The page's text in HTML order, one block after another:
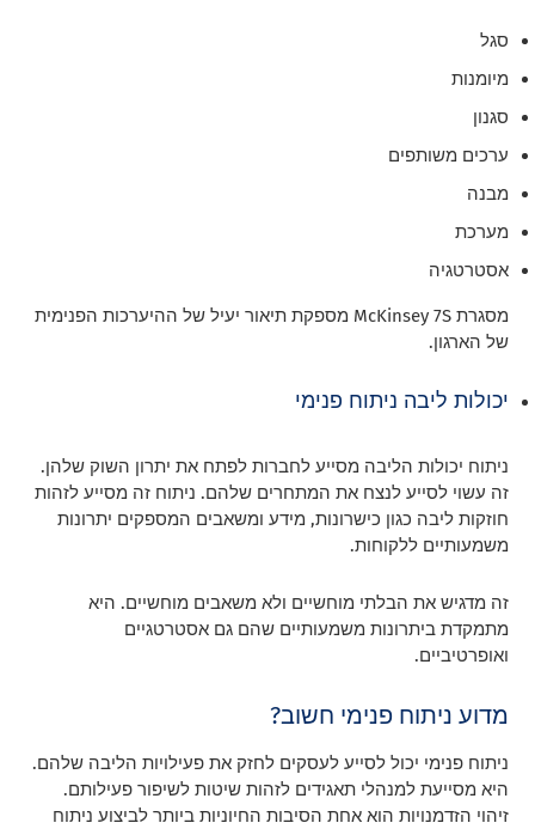
סגל
מיומנות
סגנון
ערכים משותפים
מבנה
מערכת
אסטרטגיה
מסגרת McKinsey 7S מספקת תיאור יעיל של ההיערכות הפנימית
של הארגון.
יכולות ליבה ניתוח פנימי
ניתוח יכולות הליבה מסייע לחברות לפתח את יתרון השוק שלהן.
זה עשוי לסייע לנצח את המתחרים שלהם. ניתוח זה מסייע לזהות
חוזקות ליבה כגון כישרונות, מידע ומשאבים המספקים יתרונות
משמעותיים ללקוחות.
זה מדגיש את הבלתי מוחשיים ולא משאבים מוחשיים. היא
מתמקדת ביתרונות משמעותיים שהם גם אסטרטגיים
ואופרטיביים.
מדוע ניתוח פנימי חשוב?
ניתוח פנימי יכול לסייע לעסקים לחזק את פעילויות הליבה שלהם.
היא מסייעת למנהלי תאגידים לזהות שיטות לשיפור פעילותם.
זיהוי הזדמנויות הוא אחת הסיבות החיוניות ביותר לביצוע ניתוח